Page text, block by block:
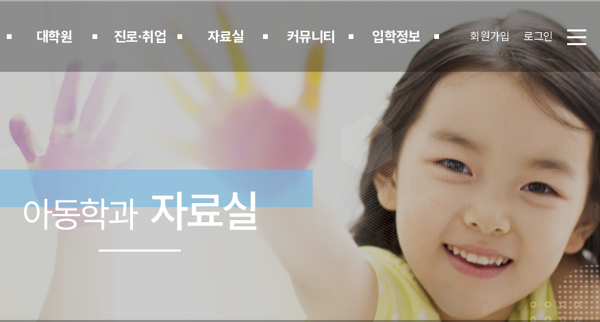
회원가입 로그인
대학원 진로·취업 자료실 커뮤니티 입학정보
아동학과 자료실